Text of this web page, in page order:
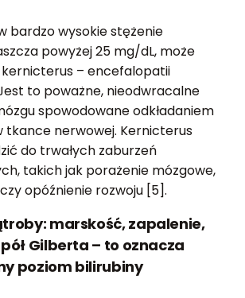
bardzo wysokie stężenie
powyżej 25 mg/dL, może
– encefalopatii
to poważne, nieodwracalne
spowodowane odkładaniem
tkance nerwowej. Kernicterus
do trwałych zaburzeń
takich jak porażenie mózgowe,
opóźnienie rozwoju [5].
marskość, zapalenie,
Gilberta – to oznacza
poziom bilirubiny